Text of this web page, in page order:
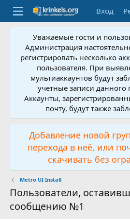
Вход
Уважаемые гости и
Администрация
регистрировать несколько
пользователя. При
мультиаккаунтов будут
учетные записи данного
Аккаунты,
почту, будут также
Добавление новой
перехода в неё, или
скачивать без
Metro UI Install
Пользователи,
сообщению №1